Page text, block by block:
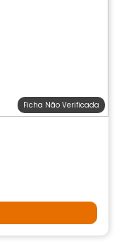
Ficha Não Verificada